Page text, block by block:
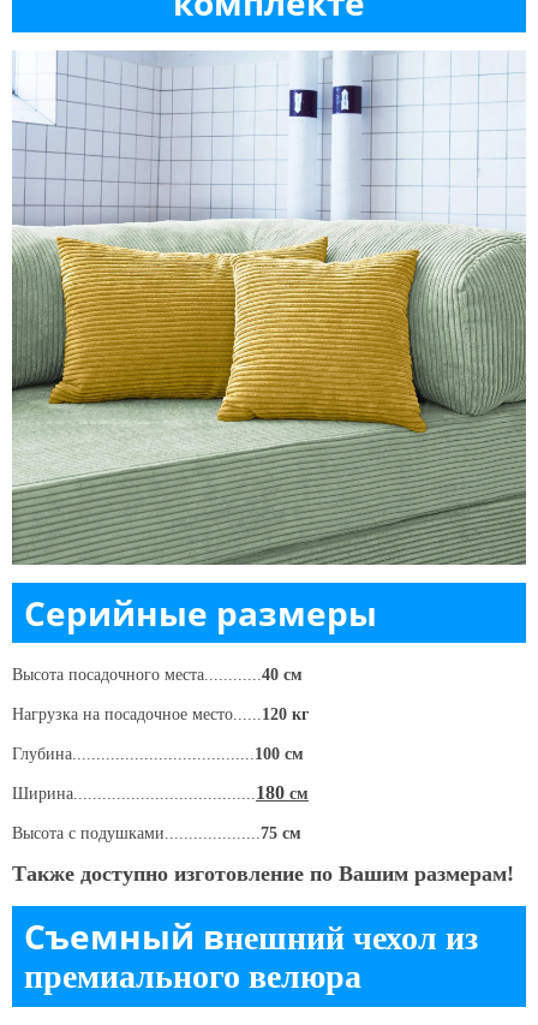
Серийные размеры
Высота посадочного места............ 40 см
Нагрузка на посадочное место...... 120 кг
Глубина...................................... 100 см
Ширина...................................... 180 см
Высота c подушками.................... 75 см
Также доступно изготовление по Вашим размерам!
Съемный внешний чехол из
премиального велюра